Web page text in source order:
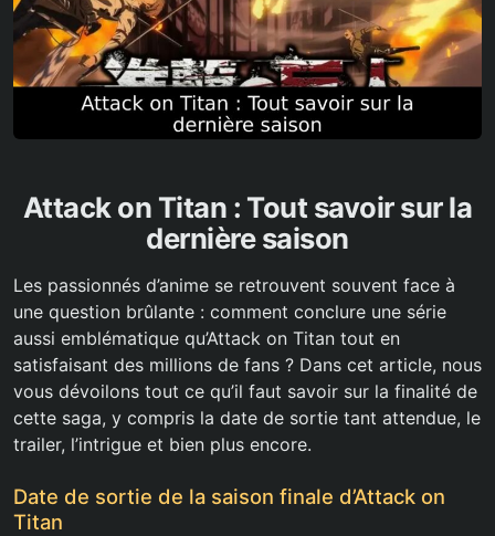
Attack on Titan : Tout savoir sur la
dernière saison
Les passionnés d’anime se retrouvent souvent face à
une question brûlante : comment conclure une série
aussi emblématique qu’Attack on Titan tout en
satisfaisant des millions de fans ? Dans cet article, nous
vous dévoilons tout ce qu’il faut savoir sur la finalité de
cette saga, y compris la date de sortie tant attendue, le
trailer, l’intrigue et bien plus encore.
Date de sortie de la saison finale d’Attack on
Titan